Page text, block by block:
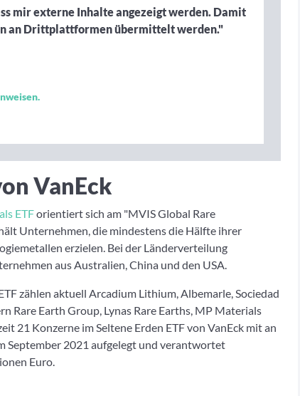
mir externe Inhalte angezeigt werden. Damit
an Drittplattformen übermittelt werden."
VanEck
ETForientiert sich am "MVIS Global Rare
Unternehmen, die mindestens die Hälfte ihrer
erzielen. Bei der Länderverteilung
aus Australien, China und den USA.
zählen aktuell Arcadium Lithium, Albemarle, Sociedad
Rare Earth Group, Lynas Rare Earths, MP Materials
21 Konzerne im Seltene Erden ETF von VanEck mit an
September 2021 aufgelegt und verantwortet
Euro.